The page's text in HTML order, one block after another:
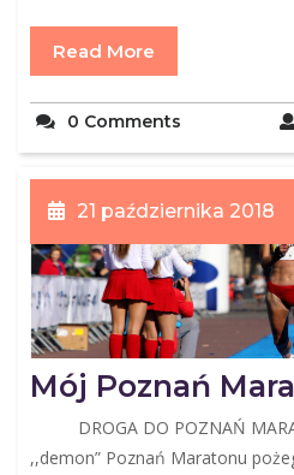
Read More
0 Comments
21 października 2018
Mój Poznań
DROGA DO POZNAŃ
,,demon” Poznań Maratonu